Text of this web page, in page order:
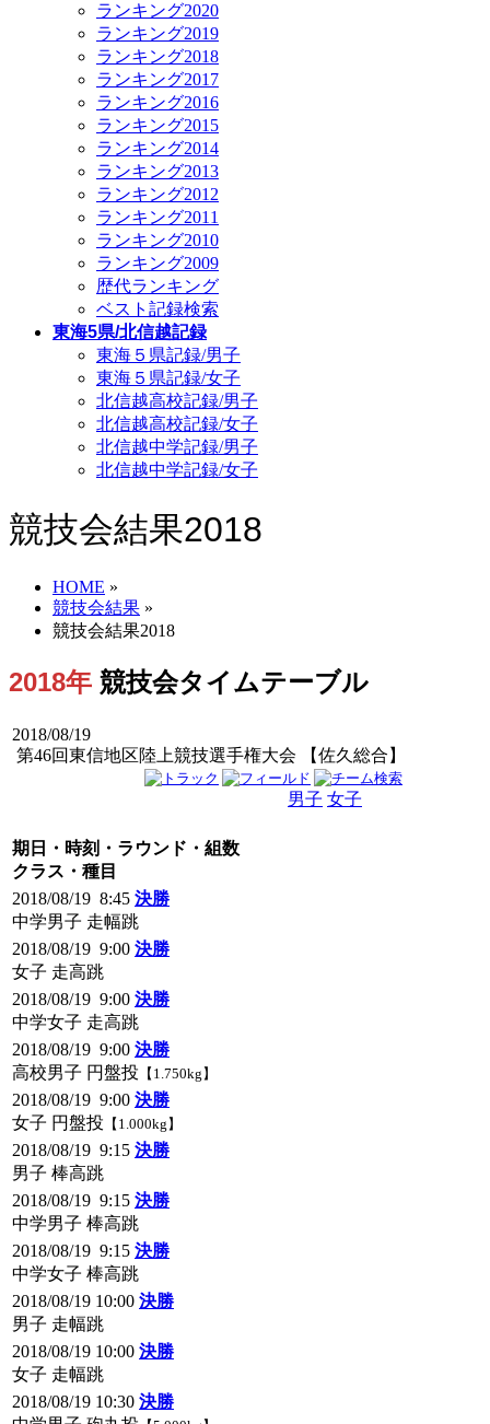
ランキング2020
ランキング2019
ランキング2018
ランキング2017
ランキング2016
ランキング2015
ランキング2014
ランキング2013
ランキング2012
ランキング2011
ランキング2010
ランキング2009
歴代ランキング
ベスト記録検索
東海5県/北信越記録
東海５県記録/男子
東海５県記録/女子
北信越高校記録/男子
北信越高校記録/女子
北信越中学記録/男子
北信越中学記録/女子
競技会結果2018
HOME »
競技会結果 »
競技会結果2018
2018年 競技会タイムテーブル
2018/08/19
第46回東信地区陸上競技選手権大会 【佐久総合】
男子 女子
期日・時刻・ラウンド・組数
クラス・種目
2018/08/19 8:45 決勝
中学男子 走幅跳
2018/08/19 9:00 決勝
女子 走高跳
2018/08/19 9:00 決勝
中学女子 走高跳
2018/08/19 9:00 決勝
高校男子 円盤投 【1.750kg】
2018/08/19 9:00 決勝
女子 円盤投 【1.000kg】
2018/08/19 9:15 決勝
男子 棒高跳
2018/08/19 9:15 決勝
中学男子 棒高跳
2018/08/19 9:15 決勝
中学女子 棒高跳
2018/08/19 10:00 決勝
男子 走幅跳
2018/08/19 10:00 決勝
女子 走幅跳
2018/08/19 10:30 決勝